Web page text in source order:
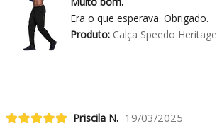
Era o que esperava. Obrigado.
Produto:Calça Speedo Heritage
Priscila N. 19/03/2025